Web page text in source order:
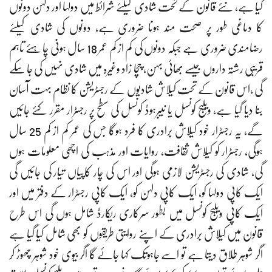
گیا ہے، نئے قانون کے تحت شادی کیلئے شرائط میں دولہا اور دلہن دونوں
کا دماغی طور پر صحت مند ہونا ضروری ہے، دونوں کی شادی کیلئے
رضامندی ضروری ہے جبکہ دونوں کی کم از کم عمر 18 سال ہونی چاہئے تاہم
قریبی رشتہ داروں جیسے بھائی بہن، چچا زاد وغیرہ میں شادی نہیں کی جا سکے
گی ،اس قانون کے تحت کیلاش شادیوں کے رجسٹریشن کا نظام بہت آسان
بنا دیا گیا ہے، ویلیج کونسل یا نیبرہوڈ کونسل کی سطح پر رجسٹرار مقرر کئے جائیں
گے، یہ رجسٹرار خود کیلاش برادری کا فرد ہوگا جس کی عمر کم از کم 25 سال
ہوگی، رجسٹرار کو کیلاش ثقافت، روایات اور مذہب کی اچھی معلومات ہوں
گی، شادی کی رجسٹریشن لازمی ہوگی اور اس کی چار کاپیاں تیار کی جائیں گی
ایک کاپی دولہا کو، ایک کاپی دلہن کو، ایک کاپی رجسٹرار کے دفتر میں اور
ایک کاپی ویلیج کونسل میں بطور سرکاری ریکارڈ شامل ہوں گی اس طرح
قانون میں کیلاش برادری کے اپنے روایتی طریقوں کو بھی شامل کیا گیا ہے
اگر شوہر طلاق دیتا ہے تو اسے جاہوتک کہا جائے گا اگر بیوی خود شوہر چھوڑ کر